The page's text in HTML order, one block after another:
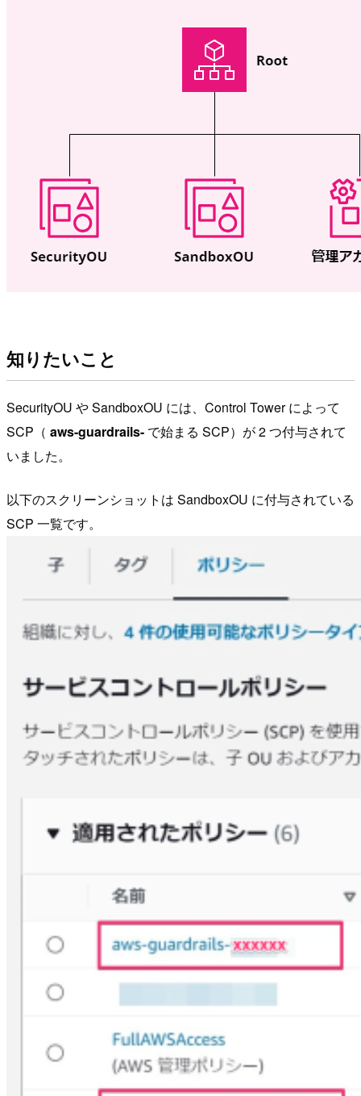
知りたいこと
SecurityOU や SandboxOU には、Control Tower によって
SCP（ aws-guardrails- で始まる SCP）が 2 つ付与されて
いました。
以下のスクリーンショットは SandboxOU に付与されている
SCP 一覧です。